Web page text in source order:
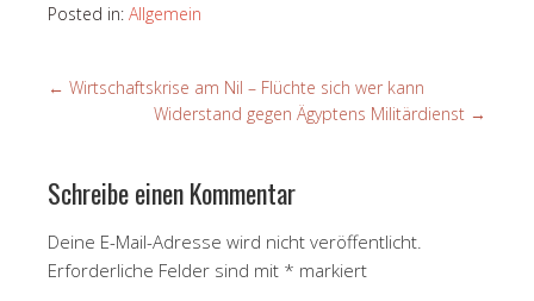
Posted in: Allgemein
← Wirtschaftskrise am Nil – Flüchte sich wer kann
Widerstand gegen Ägyptens Militärdienst →
Schreibe einen Kommentar
Deine E-Mail-Adresse wird nicht veröffentlicht.
Erforderliche Felder sind mit * markiert